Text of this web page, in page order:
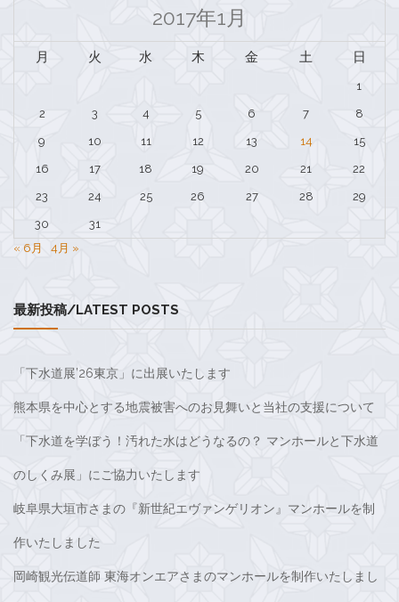
ナ
ビ
ョ
ン
2017年1月
月 火 水 木 金 土 日
1
2 3 4 5 6 7 8
9 10 11 12 13 14 15
16 17 18 19 20 21 22
23 24 25 26 27 28 29
30
31
« 6月
4月 »
最新投稿/LATEST POSTS
「下水道展’26東京」に出展いたします
熊本県を中心とする地震被害へのお見舞いと当社の支援について
「下水道を学ぼう！汚れた水はどうなるの？ マンホールと下水道
のしくみ展」にご協力いたします
岐阜県大垣市さまの『新世紀エヴァンゲリオン』マンホールを制
作いたしました
岡崎観光伝道師 東海オンエアさまのマンホールを制作いたしまし